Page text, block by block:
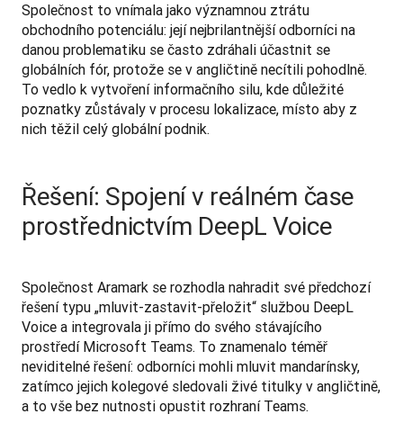
Společnost to vnímala jako významnou ztrátu
obchodního potenciálu: její nejbrilantnější odborníci na
danou problematiku se často zdráhali účastnit se
globálních fór, protože se v angličtině necítili pohodlně.
To vedlo k vytvoření informačního silu, kde důležité
poznatky zůstávaly v procesu lokalizace, místo aby z
nich těžil celý globální podnik.
Řešení: Spojení v reálném čase
prostřednictvím DeepL Voice
Společnost Aramark se rozhodla nahradit své předchozí
řešení typu „mluvit-zastavit-přeložit“ službou DeepL
Voice a integrovala ji přímo do svého stávajícího
prostředí Microsoft Teams. To znamenalo téměř
neviditelné řešení: odborníci mohli mluvit mandarínsky,
zatímco jejich kolegové sledovali živé titulky v angličtině,
a to vše bez nutnosti opustit rozhraní Teams.